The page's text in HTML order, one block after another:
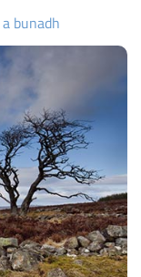
bunadh